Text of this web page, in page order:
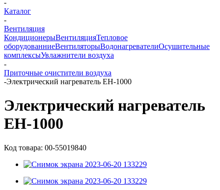
-
Каталог
-
Вентиляция
КондиционерыВентиляцияТепловое
оборудованниеВентиляторыВодонагревателиОсушительные
комплексыУвлажнители воздуха
-
Приточные очистители воздуха
-Электрический нагреватель EH-1000
Электрический нагреватель
EH-1000
Код товара: 00-55019840